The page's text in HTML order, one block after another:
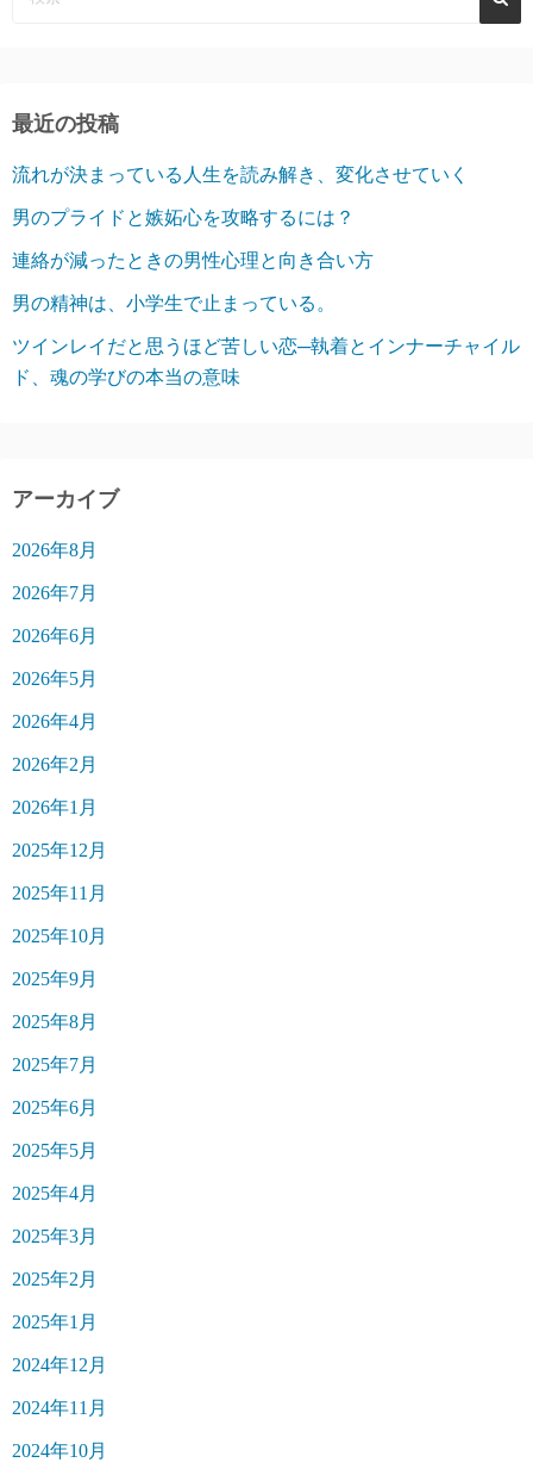
最近の投稿
流れが決まっている人生を読み解き、変化させていく
男のプライドと嫉妬心を攻略するには？
連絡が減ったときの男性心理と向き合い方
男の精神は、小学生で止まっている。
ツインレイだと思うほど苦しい恋─執着とインナーチャイル
ド、魂の学びの本当の意味
アーカイブ
2026年8月
2026年7月
2026年6月
2026年5月
2026年4月
2026年2月
2026年1月
2025年12月
2025年11月
2025年10月
2025年9月
2025年8月
2025年7月
2025年6月
2025年5月
2025年4月
2025年3月
2025年2月
2025年1月
2024年12月
2024年11月
2024年10月